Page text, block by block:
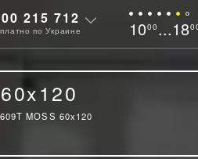
215 712
по Украине 1000 ...18
MOSS 60x120